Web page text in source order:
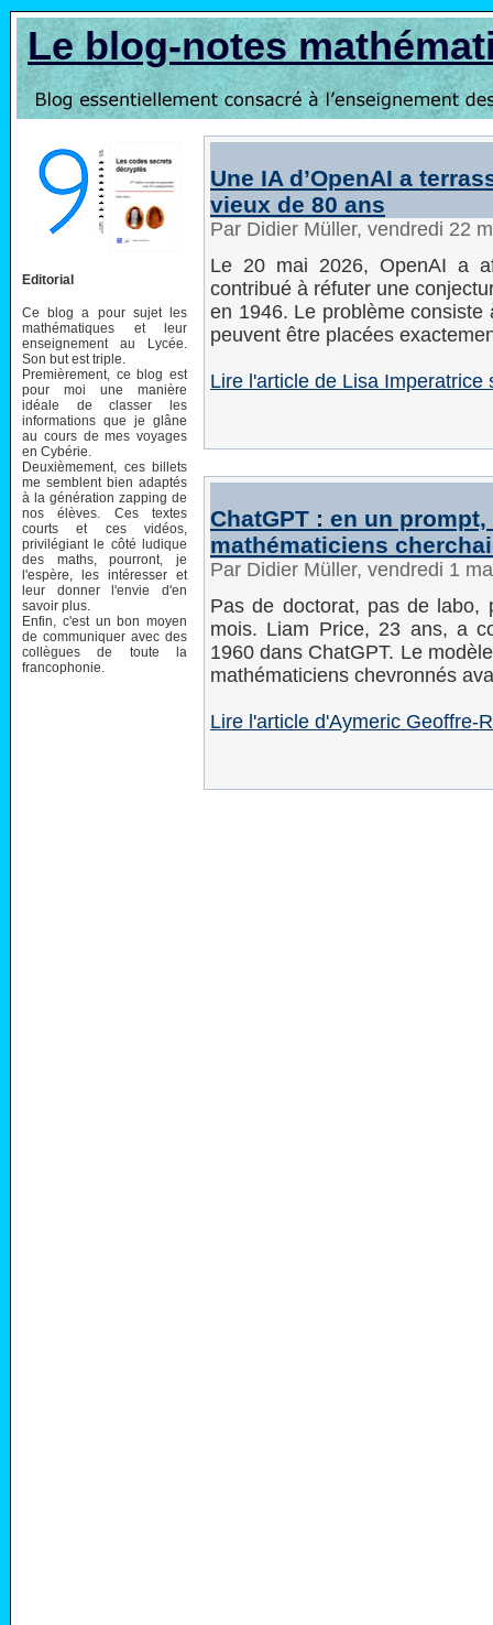
Le blog-notes
Editorial
Ce blog a pour sujet les
mathématiques et leur
enseignement au Lycée.
Son but est triple.
Premièrement, ce blog est
pour moi une manière
idéale de classer les
informations que je glâne
au cours de mes voyages
en Cybérie.
Deuxièmement, ces billets
me semblent bien adaptés
à la génération zapping de
nos élèves. Ces textes
courts et ces vidéos,
privilégiant le côté ludique
des maths, pourront, je
l'espère, les intéresser et
leur donner l'envie d'en
savoir plus.
Enfin, c'est un bon moyen
de communiquer avec des
collègues de toute la
francophonie.
Une IA d’OpenAI a
vieux de 80 ans
Par Didier Müller, vendredi 22
Le 20 mai 2026, OpenAI a
contribué à réfuter une
en 1946. Le problème
peuvent être placées
Lire l'article de Lisa Imperatrice
ChatGPT : en un
mathématiciens
Par Didier Müller, vendredi 1
Pas de doctorat, pas de labo,
mois. Liam Price, 23 ans, a
1960 dans ChatGPT. Le
mathématiciens chevronnés
Lire l'article d'Aymeric Geoffre-